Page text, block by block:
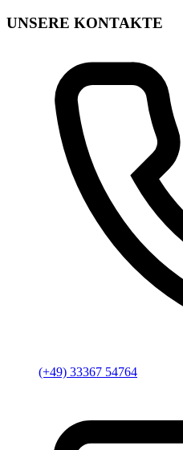
UNSERE KONTAKTE
(+49) 33367 54764